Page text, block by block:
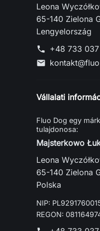
Leona
65-140 Zielona
Lengyelország
phone +48 733
mail
Vállalati
Fluo Dog egy
tulajdonosa:
Majsterkowo
Leona
65-140 Zielona
Polska
NIP:
REGON: